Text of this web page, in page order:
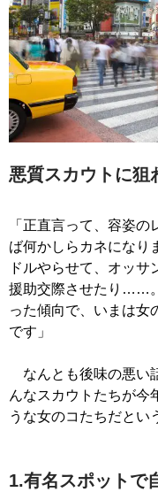
悪質スカウトに狙
「正直言って、容姿
ば何かしらカネになり
ドルやらせて、オッサ
援助交際させたり……
った傾向で、いまは女
です」
なんとも後味の悪い
んなスカウトたちが今
うな女のコたちだとい
1.有名スポットで